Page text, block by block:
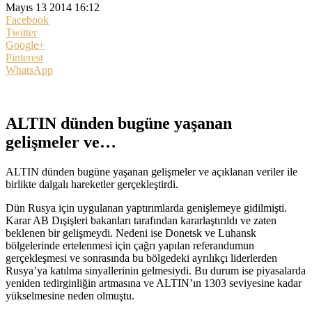
Mayıs 13 2014 16:12
Facebook
Twitter
Google+
Pinterest
WhatsApp
ALTIN dünden bugüne yaşanan
gelişmeler ve…
ALTIN dünden bugüne yaşanan gelişmeler ve açıklanan veriler ile
birlikte dalgalı hareketler gerçekleştirdi.
Dün Rusya için uygulanan yaptırımlarda genişlemeye gidilmişti.
Karar AB Dışişleri bakanları tarafından kararlaştırıldı ve zaten
beklenen bir gelişmeydi. Nedeni ise Donetsk ve Luhansk
bölgelerinde ertelenmesi için çağrı yapılan referandumun
gerçekleşmesi ve sonrasında bu bölgedeki ayrılıkçı liderlerden
Rusya’ya katılma sinyallerinin gelmesiydi. Bu durum ise piyasalarda
yeniden tedirginliğin artmasına ve ALTIN’ın 1303 seviyesine kadar
yükselmesine neden olmuştu.